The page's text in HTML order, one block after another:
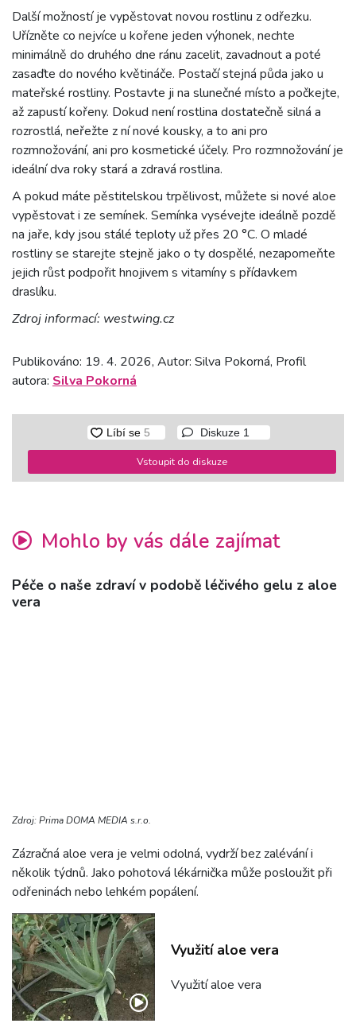
Další možností je vypěstovat novou rostlinu z odřezku.
Uřízněte co nejvíce u kořene jeden výhonek, nechte
minimálně do druhého dne ránu zacelit, zavadnout a poté
zasaďte do nového květináče. Postačí stejná půda jako u
mateřské rostliny. Postavte ji na slunečné místo a počkejte,
až zapustí kořeny. Dokud není rostlina dostatečně silná a
rozrostlá, neřežte z ní nové kousky, a to ani pro
rozmnožování, ani pro kosmetické účely. Pro rozmnožování je
ideální dva roky stará a zdravá rostlina.
A pokud máte pěstitelskou trpělivost, můžete si nové aloe
vypěstovat i ze semínek. Semínka vysévejte ideálně pozdě
na jaře, kdy jsou stálé teploty už přes 20 °C. O mladé
rostliny se starejte stejně jako o ty dospělé, nezapomeňte
jejich růst podpořit hnojivem s vitamíny s přídavkem
draslíku.
Zdroj informací: westwing.cz
Publikováno: 19. 4. 2026, Autor: Silva Pokorná, Profil
autora: Silva Pokorná
Diskuze 1
Vstoupit do diskuze
Mohlo by vás dále zajímat
Péče o naše zdraví v podobě léčivého gelu z aloe
vera
Zdroj: Prima DOMA MEDIA s.r.o.
Zázračná aloe vera je velmi odolná, vydrží bez zalévání i
několik týdnů. Jako pohotová lékárnička může posloužit při
odřeninách nebo lehkém popálení.
Využití aloe vera
Využití aloe vera